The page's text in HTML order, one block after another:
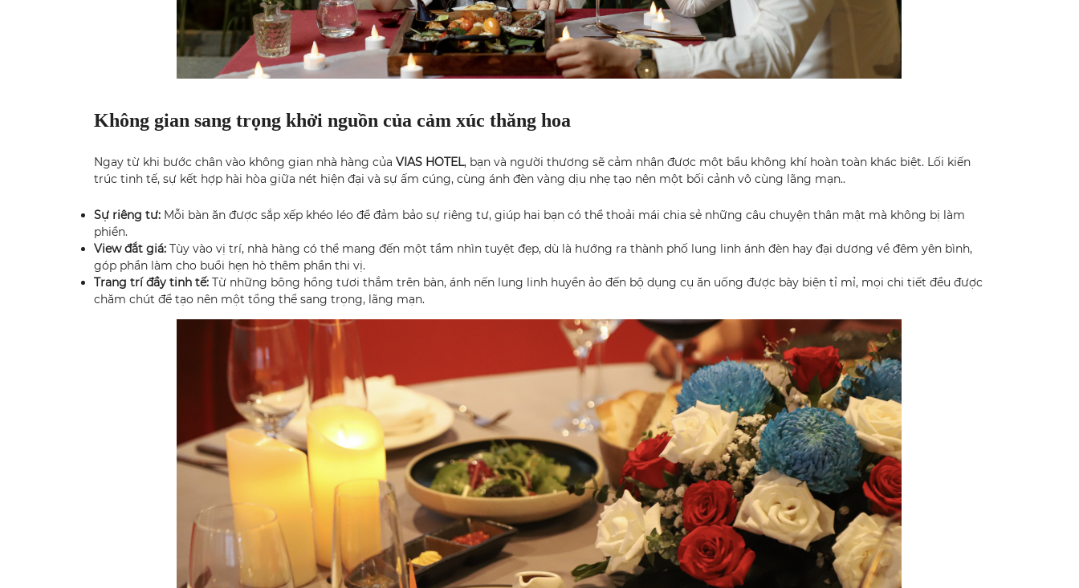
Không gian sang trọng khởi nguồn của cảm xúc thăng hoa
Ngay từ khi bước chân vào không gian nhà hàng của VIAS HOTEL, bạn và người thương sẽ cảm nhận được một bầu không khí hoàn toàn khác biệt. Lối kiến
trúc tinh tế, sự kết hợp hài hòa giữa nét hiện đại và sự ấm cúng, cùng ánh đèn vàng dịu nhẹ tạo nên một bối cảnh vô cùng lãng mạn..
Sự riêng tư: Mỗi bàn ăn được sắp xếp khéo léo để đảm bảo sự riêng tư, giúp hai bạn có thể thoải mái chia sẻ những câu chuyện thân mật mà không bị làm
phiền.
View đắt giá: Tùy vào vị trí, nhà hàng có thể mang đến một tầm nhìn tuyệt đẹp, dù là hướng ra thành phố lung linh ánh đèn hay đại dương về đêm yên bình,
góp phần làm cho buổi hẹn hò thêm phần thi vị.
Trang trí đầy tinh tế: Từ những bông hồng tươi thắm trên bàn, ánh nến lung linh huyền ảo đến bộ dụng cụ ăn uống được bày biện tỉ mỉ, mọi chi tiết đều được
chăm chút để tạo nên một tổng thể sang trọng, lãng mạn.